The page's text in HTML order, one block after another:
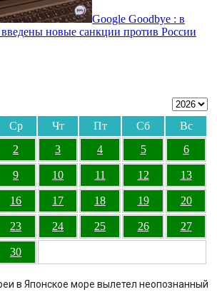
Google Goodbye : в
введены новые санкции против России
Ср Чт Пт Сб
Вс
2 3 4 5 6
9 10 11 12 13
16 17 18 19 20
23 24 25 26 27
30
в Японское море вылетел неопознанный